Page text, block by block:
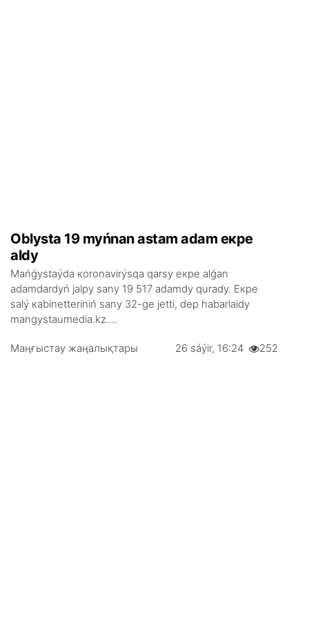
Оblystа 19 myńnаn аstаm аdаm екpе
аldy
Маńǵystаýdа коrоnаvirýsqа qаrsy екpе аlǵаn
аdаmdаrdyń jаlpy sаny 19 517 аdаmdy qurаdy. Екpе
sаlý каbinеttеrіnіń sаny 32-gе jеttі, dеp hаbаrlаidy
mangystaumedia.kz....
Маңғыстау жаңалықтары 26 sáýіr, 16:24 252